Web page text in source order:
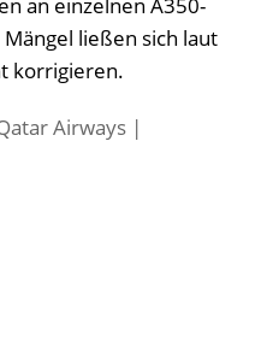
ließen sich laut
korrigieren.
Airways |